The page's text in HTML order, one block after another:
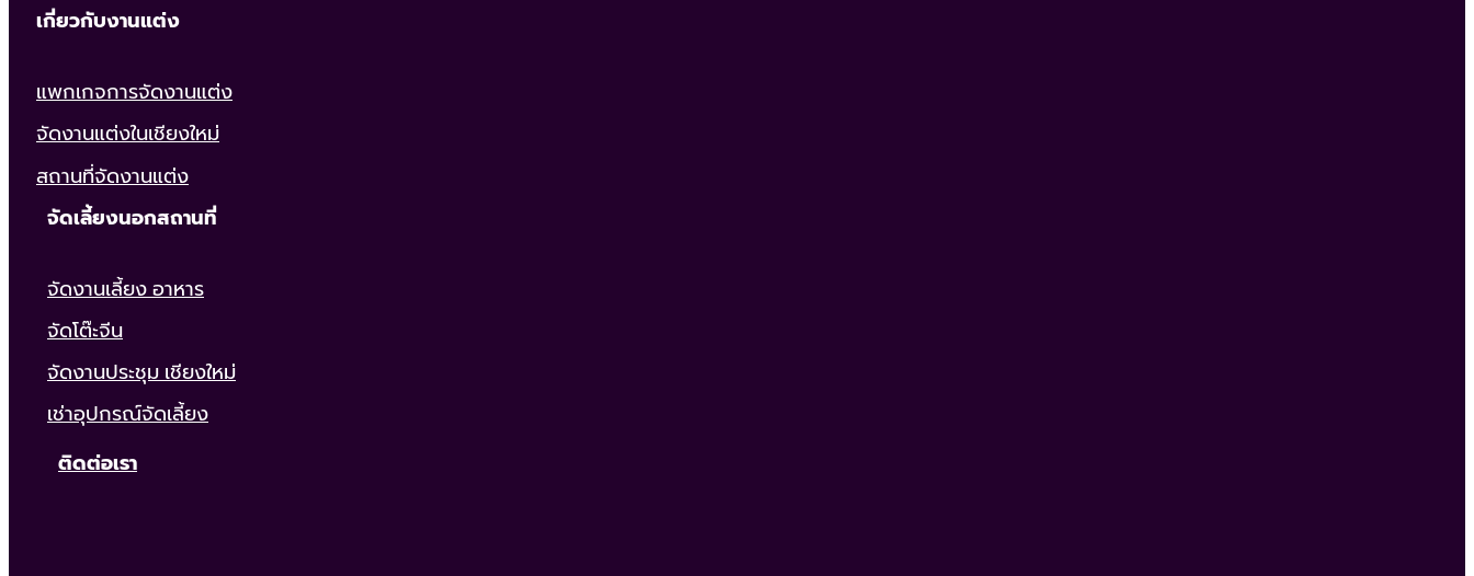
เกี่ยวกับงานแต่ง
แพกเกจการจัดงานแต่ง
จัดงานแต่งในเชียงใหม่
สถานที่จัดงานแต่ง
จัดเลี้ยงนอกสถานที่
จัดงานเลี้ยง อาหาร
จัดโต๊ะจีน
จัดงานประชุม เชียงใหม่
เช่าอุปกรณ์จัดเลี้ยง
ติดต่อเรา